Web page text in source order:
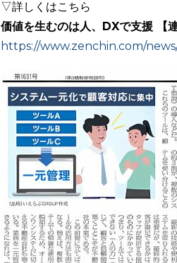
▽詳しくはこちら
価値を生むのは人、DXで支援 【
https://www.zenchin.com/